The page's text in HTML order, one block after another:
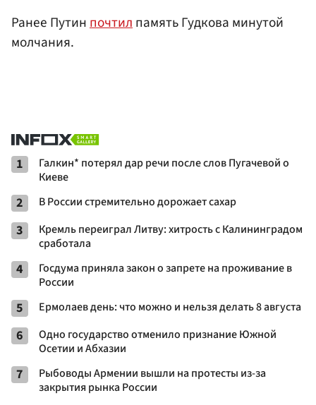
Ранее Путинпочтилпамять Гудкова минутой
молчания.
1
Галкин* потерял дар речи после слов Пугачевой о
Киеве
2 В России стремительно дорожает сахар
3
Кремль переиграл Литву: хитрость с Калининградом
сработала
4
Госдума приняла закон о запрете на проживание в
России
5 Ермолаев день: что можно и нельзя делать 8 августа
6
Одно государство отменило признание Южной
Осетии и Абхазии
7
Рыбоводы Армении вышли на протесты из-за
закрытия рынка России